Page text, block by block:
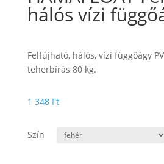
hálós vízi
Felfújható, hálós, vízi függőágy
teherbírás 80 kg.
1 348 Ft
Szín